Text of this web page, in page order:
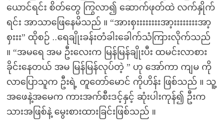
ယောင်ရင်း စိတ်တွေ ကြွလာ၍ ဆောက်‌ဖုတ်ထဲ လက်နှိုက်
ရင်း အာသာဖြေနေမိသည် ။ “အားစှးးးးးးးးအာ့းးးးးးးးအာ့
စှးးး” ထိုစဉ် ..ရေချိုးခန်းတံခါးခေါက်သံကြားလိုက်သည်
။ “အမရေ အမ ဦးလေးက မြန်မြန်ချိုးပီး ထမင်းလာစား
ခိုင်းနေတယ် အမ မြန်မြန်လုပ်တဲ့ ” ဟု အော်ကာ ကျမ ကို
လာပြောသူက ဦးရဲ့ တူတော်မောင် ကိုဟိန်း ဖြစ်သည် ။ သူ့
အ‌ဖေနဲ့အ‌မေက ကားအက်စီးဒင့်နှင့် ဆုံးပါးကုန်၍ ဦးက
သားအဖြစ်နဲ့ မွေးစားထားခြင်းဖြစ်သည် ။